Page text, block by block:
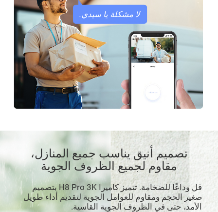
لا مشكلة يا سيدي.
تصميم أنيق يناسب جميع المنازل،
مقاوم لجميع الظروف الجوية
قل وداعًا للضخامة. تتميز كاميرا H8 Pro 3K بتصميم
صغير الحجم ومقاوم للعوامل الجوية لتقديم أداء طويل
الأمد، حتى في الظروف الجوية القاسية.